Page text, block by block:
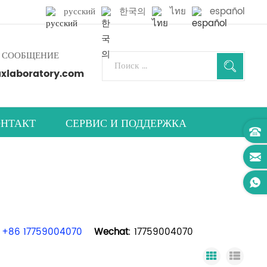
русский 한국의 ไทย español
СООБЩЕНИЕ
СЕРВИС И ПОДДЕРЖКА
+86 17759004070 Wechat: 17759004070
Grid View